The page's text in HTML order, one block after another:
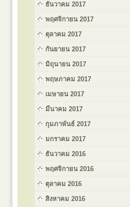
ธันวาคม 2017
พฤศจิกายน 2017
ตุลาคม 2017
กันยายน 2017
มิถุนายน 2017
พฤษภาคม 2017
เมษายน 2017
มีนาคม 2017
กุมภาพันธ์ 2017
มกราคม 2017
ธันวาคม 2016
พฤศจิกายน 2016
ตุลาคม 2016
สิงหาคม 2016